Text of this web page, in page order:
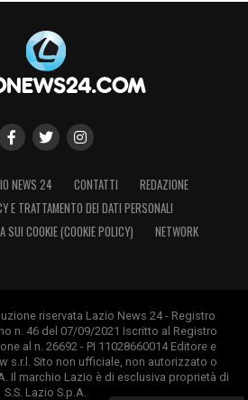
NEWS 24 CONTATTI
REDAZIONE
E TRATTAMENTO DEI DATI PERSONALI
SUI COOKIE (COOKIE POLICY)
NETWORK
riservata Lazio News 24 - Registro
n. 46 del 07/09/2021 Iscritto al Registro
al n. 26692 - PI 11028660014 Editore e
s.r.l. Sito non ufficiale, non autorizzato o
Il marchio Lazio è di esclusiva proprietà di
S.S. Lazio S.p.A.